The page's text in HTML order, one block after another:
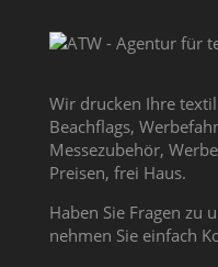
Wir drucken Ihre
Beachflags,
Messezubehör,
Preisen, frei Haus.
Haben Sie Fragen zu
nehmen Sie einfach